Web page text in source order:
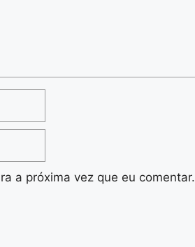
a próxima vez que eu comentar.